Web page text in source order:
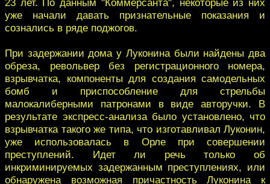
уже начали давать признательные показания и
сознались в ряде поджогов.
При задержании дома у Луконина были найдены два
обреза, револьвер без регистрационного номера,
взрывчатка, компоненты для создания самодельных
бомб и приспособление для стрельбы
малокалиберными патронами в виде авторучки. В
результате экспресс-анализа было установлено, что
взрывчатка такого же типа, что изготавливал Луконин,
уже использовалась в Орле при совершении
преступлений. Идет ли речь только об
инкриминируемых задержанным преступлениях, или
обнаружена возможная причастность Луконина к